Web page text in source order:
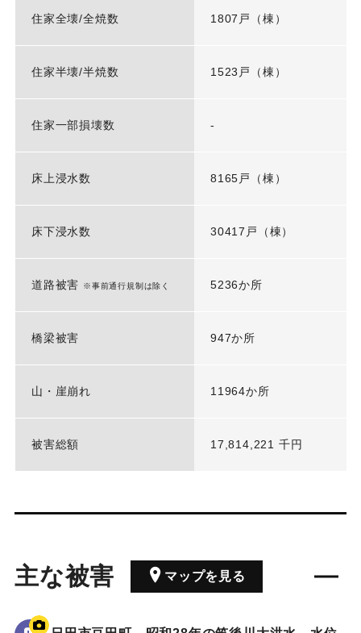
住家全壊/全焼数 1807戸（棟）
住家半壊/半焼数 1523戸（棟）
住家一部損壊数 -
床上浸水数 8165戸（棟）
床下浸水数 30417戸（棟）
道路被害 ※事前通行規制は除く 5236か所
橋梁被害 947か所
山・崖崩れ 11964か所
被害総額 17,814,221 千円
主な被害 マップを見る